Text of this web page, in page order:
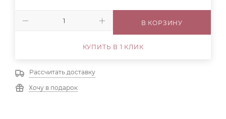
В КОРЗИНУ
КУПИТЬ В 1 КЛИК
Рассчитать доставку
Хочу в подарок